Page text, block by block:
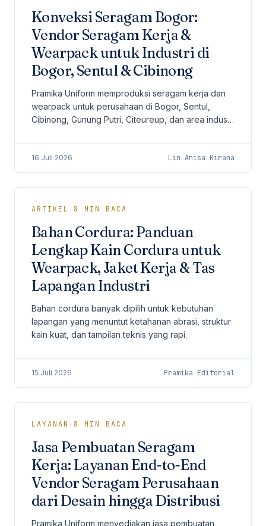
Konveksi Seragam Bogor:
Vendor Seragam Kerja &
Wearpack untuk Industri di
Bogor, Sentul & Cibinong
Pramika Uniform memproduksi seragam kerja dan
wearpack untuk perusahaan di Bogor, Sentul,
Cibinong, Gunung Putri, Citeureup, dan area industri
16 Juli 2026 Lin Anisa Kirana
ARTIKEL · 8 MIN BACA
Bahan Cordura: Panduan
Lengkap Kain Cordura untuk
Wearpack, Jaket Kerja & Tas
Lapangan Industri
Bahan cordura banyak dipilih untuk kebutuhan
lapangan yang menuntut ketahanan abrasi, struktur
kain kuat, dan tampilan teknis yang rapi.
15 Juli 2026 Pramika Editorial
LAYANAN · 8 MIN BACA
Jasa Pembuatan Seragam
Kerja: Layanan End-to-End
Vendor Seragam Perusahaan
dari Desain hingga Distribusi
Pramika Uniform menyediakan jasa pembuatan